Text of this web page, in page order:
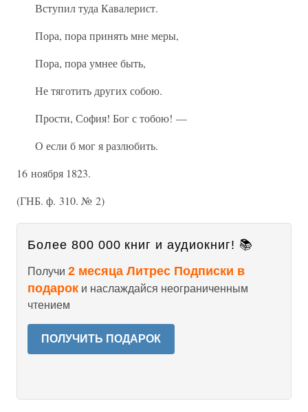
Вступил туда Кавалерист.
Пора, пора принять мне меры,
Пора, пора умнее быть,
Не тяготить других собою.
Прости, София! Бог с тобою! —
О если б мог я разлюбить.
16 ноября 1823.
(ГНБ. ф. 310. № 2)
Более 800 000 книг и аудиокниг! 📚
Получи 2 месяца Литрес Подписки в
подарок и наслаждайся неограниченным
чтением
ПОЛУЧИТЬ ПОДАРОК